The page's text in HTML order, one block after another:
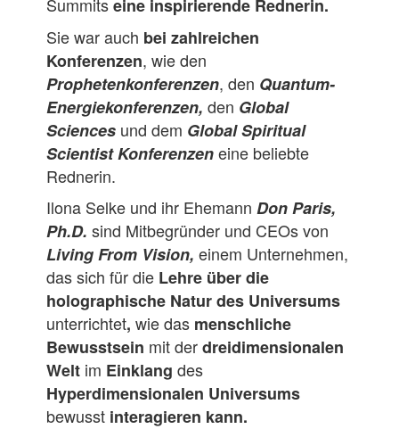
eine inspirierende Rednerin.
Sie war auch bei zahlreichen
Konferenzen, wie den
Prophetenkonferenzen, den Quantum-
Energiekonferenzen, den Global
Sciences und dem Global Spiritual
Scientist Konferenzeneine beliebte
Rednerin.
Ilona Selke und ihr Ehemann Don Paris,
Ph.D. sind Mitbegründer und CEOs von
Living From Vision, einem Unternehmen,
das sich für die Lehre über die
holographische Natur des Universums
unterrichtet,wie das menschliche
Bewusstsein mit derdreidimensionalen
Welt im Einklangdes
Hyperdimensionalen Universums
bewusst interagieren kann.